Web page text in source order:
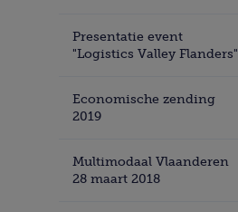
Presentatie event
"Logistics Valley Flanders"
Economische zending
2019
Multimodaal Vlaanderen
28 maart 2018